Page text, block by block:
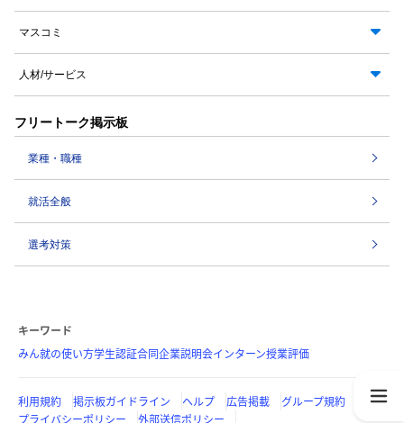
マスコミ
人材/サービス
フリートーク掲示板
業種・職種
就活全般
選考対策
キーワード
みん就の使い方学生認証合同企業説明会インターン授業評価
利用規約 掲示板ガイドライン ヘルプ 広告掲載
グループ規約
プライバシーポリシー
外部送信ポリシー